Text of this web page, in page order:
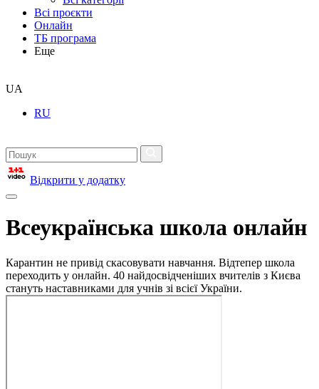
Всі проєкти
Онлайн
ТБ програма
Еще
UA
RU
Відкрити у додатку
Всеукраїнська школа онлайн
Карантин не привід скасовувати навчання. Відтепер школа
переходить у онлайн. 40 найдосвідченіших вчителів з Києва
стануть наставниками для учнів зі всієї України.